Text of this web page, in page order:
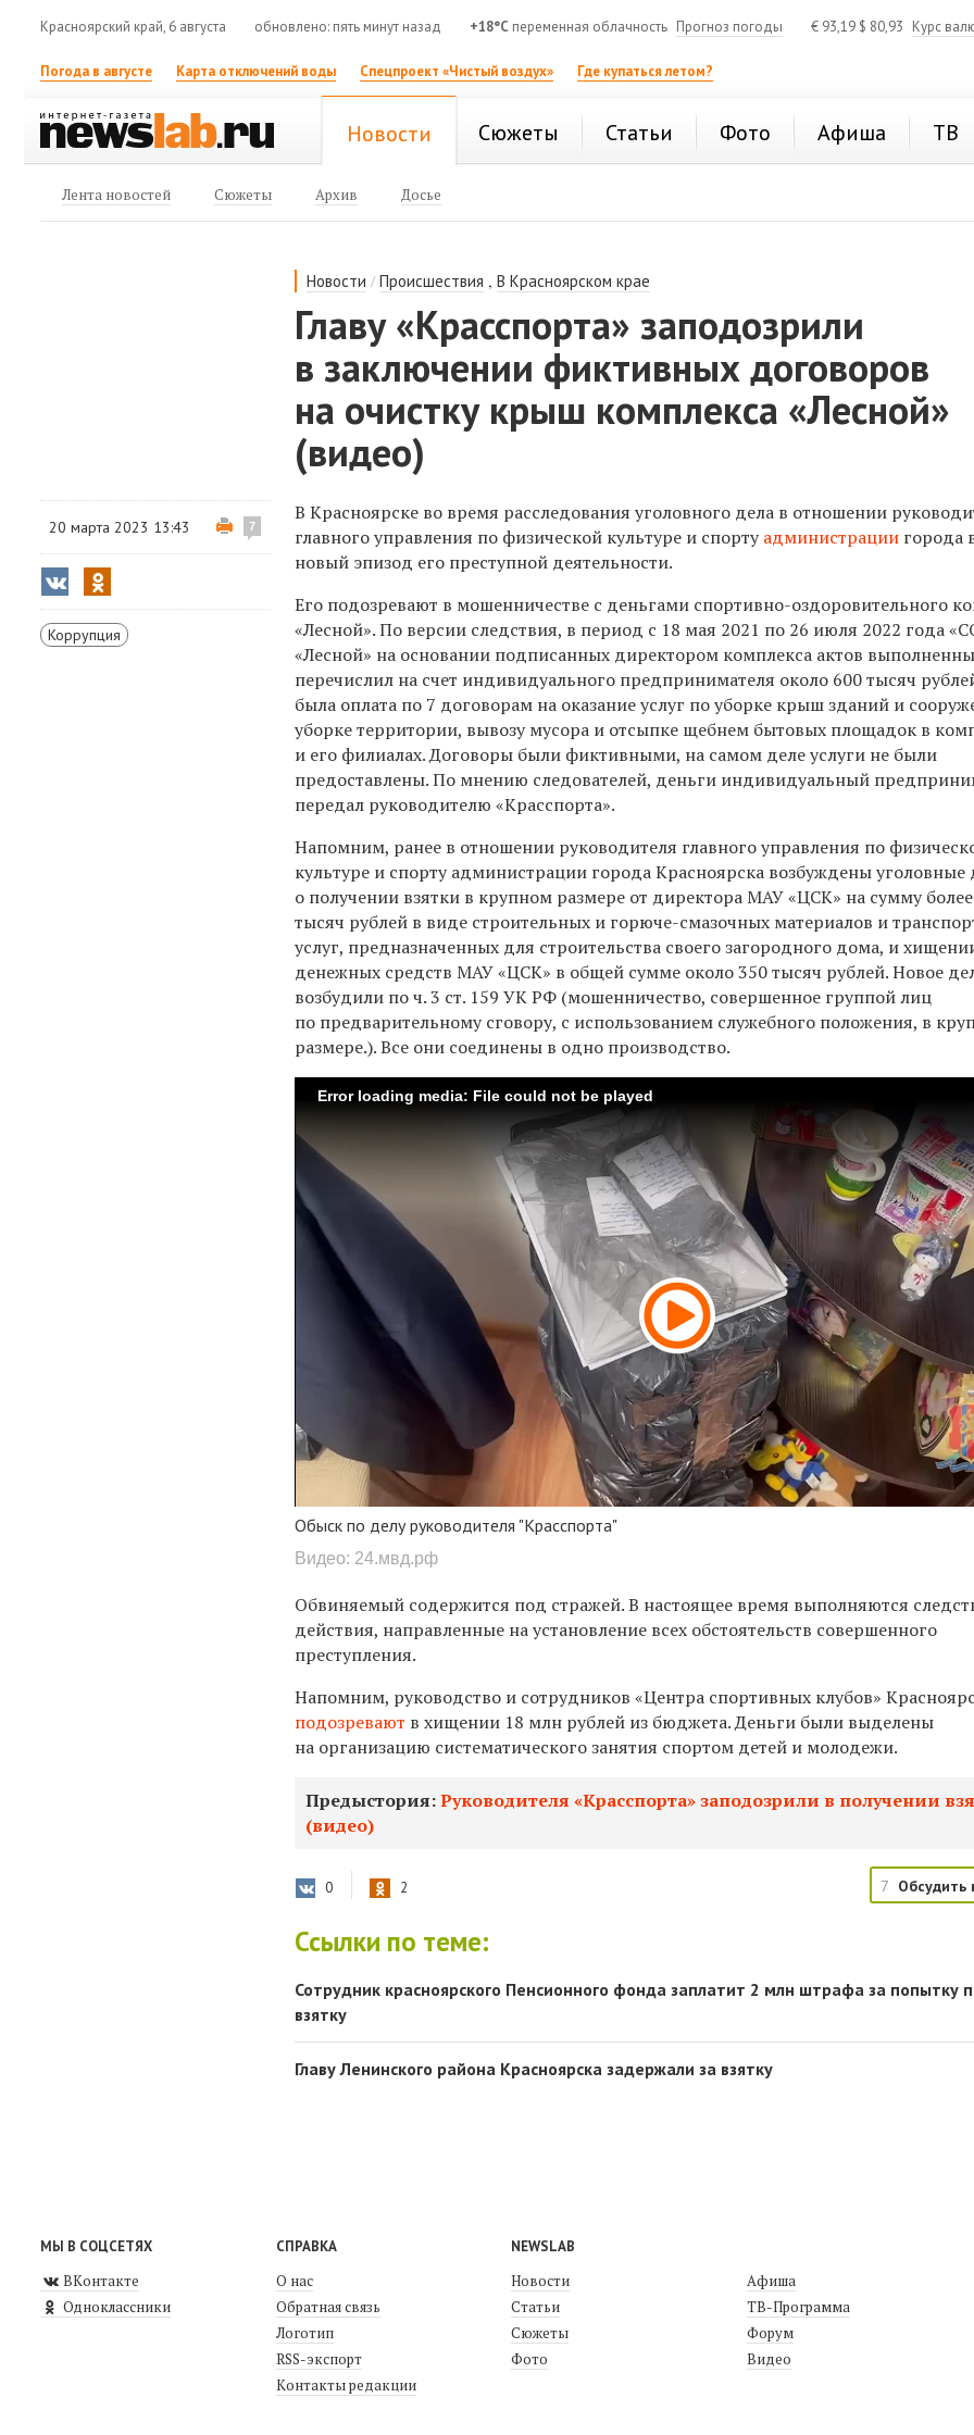
Красноярский край, 6 августа обновлено: пять минут назад +18°C переменная облачность Прогноз погоды € 93,19 $ 80,93 Курс
Погода в августе Карта отключений воды Спецпроект «Чистый воздух» Где купаться летом?
Новости Сюжеты Статьи Фото Афиша ТВ
Лента новостей Сюжеты Архив Досье
Новости /Происшествия ,В Красноярском крае
Главу «Красспорта» заподозрили
в заключении фиктивных договоров
на очистку крыш комплекса «Лесной»
(видео)
20 марта 2023 13:43 7
Коррупция
В Красноярске во время расследования уголовного дела в отношении
главного управления по физической культуре и спортуадминистрации города
новый эпизод его преступной деятельности.
Его подозревают в мошенничестве с деньгами спортивно-оздоровительного
«Лесной». По версии следствия, в период с 18 мая 2021 по 26 июля 2022 года
«Лесной» на основании подписанных директором комплекса актов
перечислил на счет индивидуального предпринимателя около 600 тысяч
была оплата по 7 договорам на оказание услуг по уборке крыш зданий и
уборке территории, вывозу мусора и отсыпке щебнем бытовых площадок в
и его филиалах. Договоры были фиктивными, на самом деле услуги не были
предоставлены. По мнению следователей, деньги индивидуальный
передал руководителю «Красспорта».
Напомним, ранее в отношении руководителя главного управления по
культуре и спорту администрации города Красноярска возбуждены уголовные
о получении взятки в крупном размере от директора МАУ «ЦСК» на сумму
тысяч рублей в виде строительных и горюче-смазочных материалов и
услуг, предназначенных для строительства своего загородного дома, и
денежных средств МАУ «ЦСК» в общей сумме около 350 тысяч рублей. Новое
возбудили по ч. 3 ст. 159 УК РФ (мошенничество, совершенное группой лиц
по предварительному сговору, с использованием служебного положения, в
размере.). Все они соединены в одно производство.
Error loading media: File could not be played
Обыск по делу руководителя "Красспорта"
Видео: 24.мвд.рф
Обвиняемый содержится под стражей. В настоящее время выполняются
действия, направленные на установление всех обстоятельств совершенного
преступления.
Напомним, руководство и сотрудников «Центра спортивных клубов»
подозревают в хищении 18 млн рублей из бюджета. Деньги были выделены
на организацию систематического занятия спортом детей и молодежи.
Предыстория:Руководителя «Красспорта» заподозрили в получении
(видео)
0 2 7 Обсудить
Ссылки по теме:
Сотрудник красноярского Пенсионного фонда заплатит 2 млн штрафа за попытку
взятку
Главу Ленинского района Красноярска задержали за взятку
МЫ В СОЦСЕТЯХ
ВКонтакте
Одноклассники
СПРАВКА
О нас
Обратная связь
Логотип
RSS-экспорт
Контакты редакции
NEWSLAB
Новости
Статьи
Сюжеты
Фото
Афиша
ТВ-Программа
Форум
Видео